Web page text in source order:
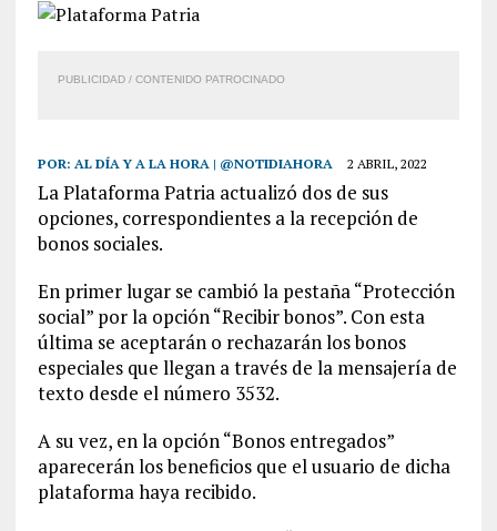
PUBLICIDAD / CONTENIDO PATROCINADO
POR: AL DÍA Y A LA HORA | @NOTIDIAHORA 2 ABRIL, 2022
La Plataforma Patria actualizó dos de sus
opciones, correspondientes a la recepción de
bonos sociales.
En primer lugar se cambió la pestaña “Protección
social” por la opción “Recibir bonos”. Con esta
última se aceptarán o rechazarán los bonos
especiales que llegan a través de la mensajería de
texto desde el número 3532.
A su vez, en la opción “Bonos entregados”
aparecerán los beneficios que el usuario de dicha
plataforma haya recibido.